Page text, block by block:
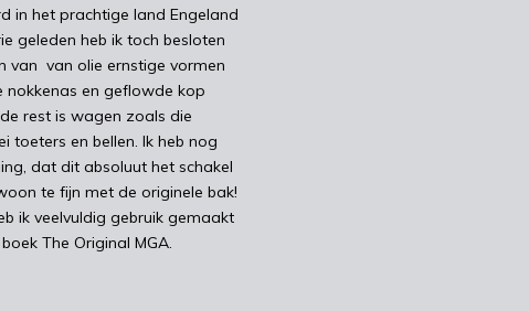
in het prachtige land Engeland
geleden heb ik toch besloten
van van olie ernstige vormen
nokkenas en geflowde kop
rest is wagen zoals die
toeters en bellen. Ik heb nog
dat dit absoluut het schakel
te fijn met de originele bak!
ik veelvuldig gebruik gemaakt
The Original MGA.